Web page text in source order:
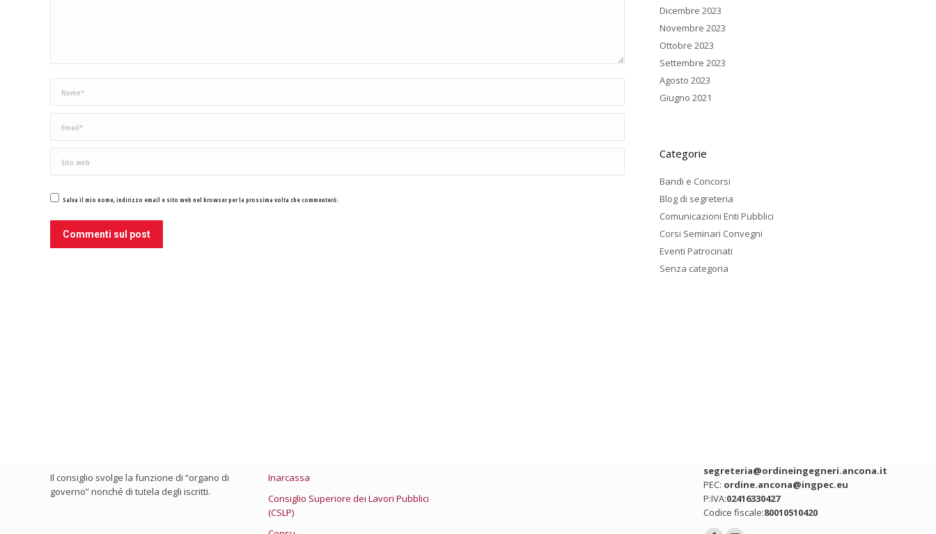
Nome *
Email *
Sito web
Salva il mio nome, indirizzo email e sito web nel browser per la prossima volta che commenterò.
Commenti sul post
Dicembre 2023
Novembre 2023
Ottobre 2023
Settembre 2023
Agosto 2023
Giugno 2021
Categorie
Bandi e Concorsi
Blog di segreteria
Comunicazioni Enti Pubblici
Corsi Seminari Convegni
Eventi Patrocinati
Senza categoria
Il consiglio svolge la funzione di “organo di
governo” nonché di tutela degli iscritti.
Inarcassa
Consiglio Superiore dei Lavori Pubblici
(CSLP)
segreteria@ordineingegneri.ancona.it
PEC: ordine.ancona@ingpec.eu
P:IVA:02416330427
Codice fiscale:80010510420